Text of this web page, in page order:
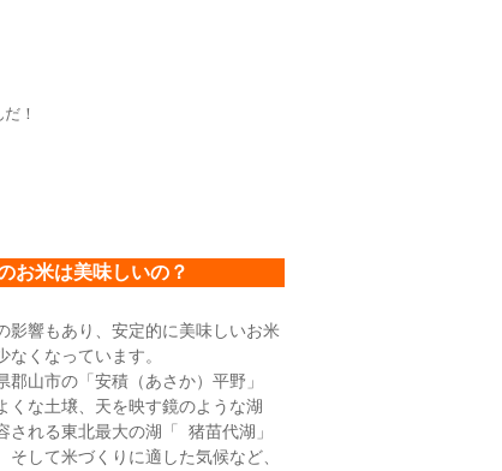
！
お米は美味しいの？
影響もあり、安定的に美味しいお米
なくなっています。
山市の「安積（あさか）平野」
くな土壌、天を映す鏡のような湖
される東北最大の湖「 猪苗代湖」
そして米づくりに適した気候など、